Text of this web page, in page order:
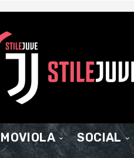
MOVIOLA SOCIAL